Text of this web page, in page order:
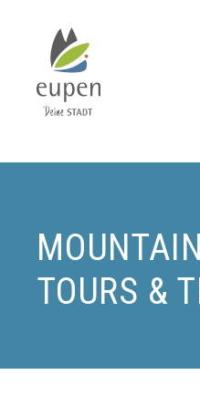
Events
Aktuelles
für
Eupen
TOURS &